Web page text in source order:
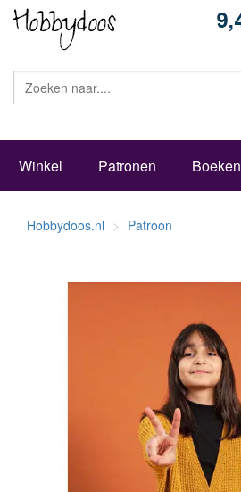
Winkel Patronen Boeken
Hobbydoos.nl Patroon